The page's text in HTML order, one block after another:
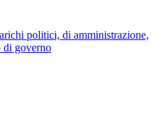
politici, di amministrazione,
di governo